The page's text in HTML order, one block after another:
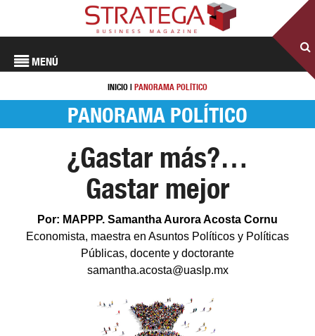
MENÚ
INICIO | PANORAMA POLÍTICO
PANORAMA POLÍTICO
¿Gastar más?…
Gastar mejor
Por: MAPPP. Samantha Aurora Acosta Cornu
Economista, maestra en Asuntos Políticos y Políticas
Públicas, docente y doctorante
samantha.acosta@uaslp.mx